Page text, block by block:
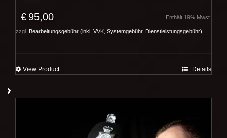
€ 95,00 Enthält 19% Mwst.
zzgl. Bearbeitungsgebühr (inkl. VVK, Systemgebühr, Dienstleistungsgebühr)
View Product Details